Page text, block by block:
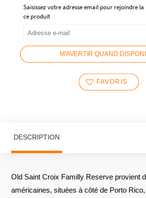
Saisissez votre adresse email pour rejoindre
ce produit
M'AVERTIR QUAND
FAVORIS
DESCRIPTION
Old Saint Croix Familly Reserve provient
américaines, situées à côté de Porto